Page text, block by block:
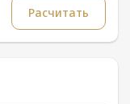
Расчитать